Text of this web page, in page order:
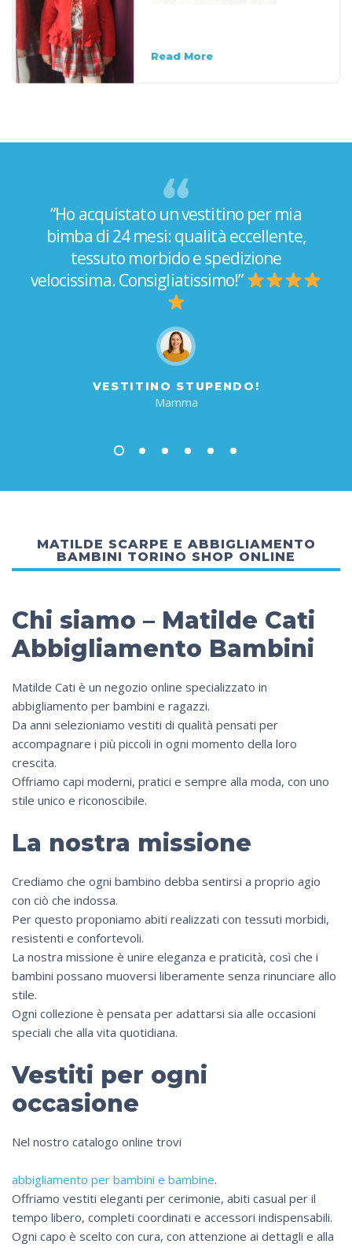
Read More
“Ho acquistato un vestitino per mia
bimba di 24 mesi: qualità eccellente,
tessuto morbido e spedizione
velocissima. Consigliatissimo!”
VESTITINO STUPENDO!
Mamma
MATILDE SCARPE E ABBIGLIAMENTO
BAMBINI TORINO SHOP ONLINE
Chi siamo – Matilde Cati
Abbigliamento Bambini
Matilde Cati è un negozio online specializzato in
abbigliamento per bambini e ragazzi.
Da anni selezioniamo vestiti di qualità pensati per
accompagnare i più piccoli in ogni momento della loro
crescita.
Offriamo capi moderni, pratici e sempre alla moda, con uno
stile unico e riconoscibile.
La nostra missione
Crediamo che ogni bambino debba sentirsi a proprio agio
con ciò che indossa.
Per questo proponiamo abiti realizzati con tessuti morbidi,
resistenti e confortevoli.
La nostra missione è unire eleganza e praticità, così che i
bambini possano muoversi liberamente senza rinunciare allo
stile.
Ogni collezione è pensata per adattarsi sia alle occasioni
speciali che alla vita quotidiana.
Vestiti per ogni
occasione
Nel nostro catalogo online trovi
abbigliamento per bambini e bambine.
Offriamo vestiti eleganti per cerimonie, abiti casual per il
tempo libero, completi coordinati e accessori indispensabili.
Ogni capo è scelto con cura, con attenzione ai dettagli e alla